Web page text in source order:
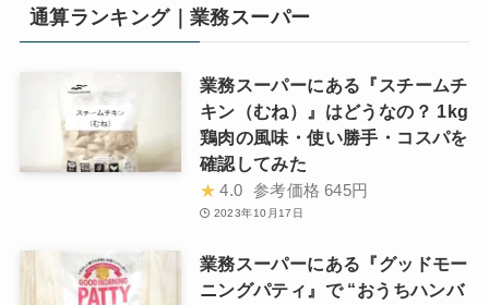
通算ランキング｜業務スーパー
業務スーパーにある『スチームチ
キン（むね）』はどうなの？ 1kg
鶏肉の風味・使い勝手・コスパを
確認してみた
★ 4.0 参考価格 645円
2023年10月17日
業務スーパーにある『グッドモー
ニングパティ』で “おうちハンバ